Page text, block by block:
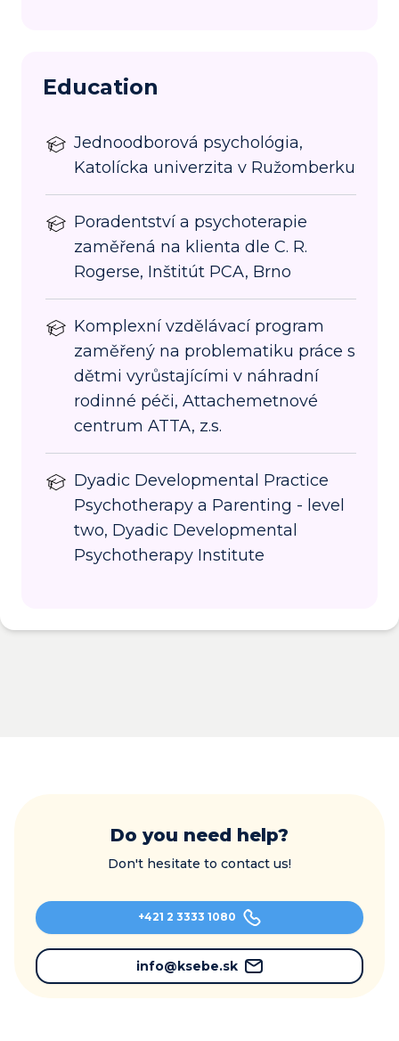
Education
Jednoodborová psychológia,
Katolícka univerzita v Ružomberku
Poradentství a psychoterapie
zaměřená na klienta dle C. R.
Rogerse, Inštitút PCA, Brno
Komplexní vzdělávací program
zaměřený na problematiku práce s
dětmi vyrůstajícími v náhradní
rodinné péči, Attachemetnové
centrum ATTA, z.s.
Dyadic Developmental Practice
Psychotherapy a Parenting - level
two, Dyadic Developmental
Psychotherapy Institute
Do you need help?
Don't hesitate to contact us!
+421 2 3333 1080
info@ksebe.sk